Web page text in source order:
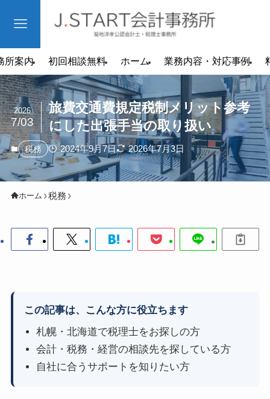
所案内 初回相談無料 ホーム 業務内容・対応事例
旅費交通費規定税制メリット参考
にした出張手当の取り扱い
2026
7/03
税務 2024年9月7日 2026年7月3日
ホーム 税務
この記事は、こんな方に役立ちます
札幌・北海道で税理士をお探しの方
会計・税務・経営の相談先を探している方
自社に合うサポートを知りたい方